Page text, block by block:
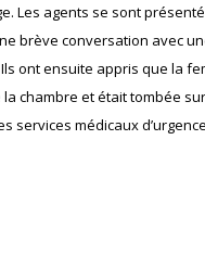
Les agents se sont
brève conversation avec
ont ensuite appris que la
chambre et était tombée
services médicaux